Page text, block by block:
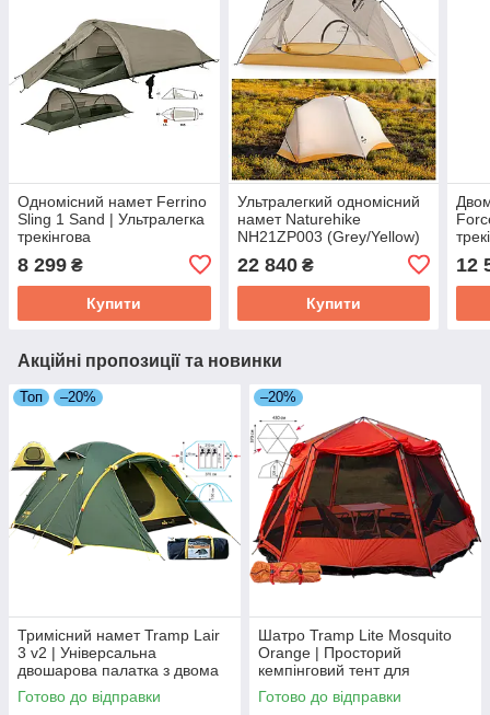
Одномісний намет Ferrino
Sling 1 Sand | Ультралегка
трекінгова
двошарова палатка
тунельного типу
8 299 ₴
Купити
Ультралегкий одномісний
намет Naturehike
NH21ZP003 (Grey/Yellow)
22 840₴
Купити
12
Акційні пропозиції та новинки
Топ –20%
Тримісний намет Tramp Lair
3 v2 | Універсальна
двошарова палатка з двома
тамбурами і двома входами
для туризму та кемпінгу
Готово до відправки
–20%
Шатро Tramp Lite Mosquito
Orange | Просторий
кемпінговий тент для
відпочинку на природі,
надійний захист від сонця та
Готово до відправки